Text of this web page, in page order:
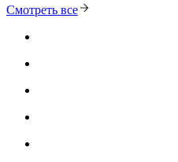
Смотреть все